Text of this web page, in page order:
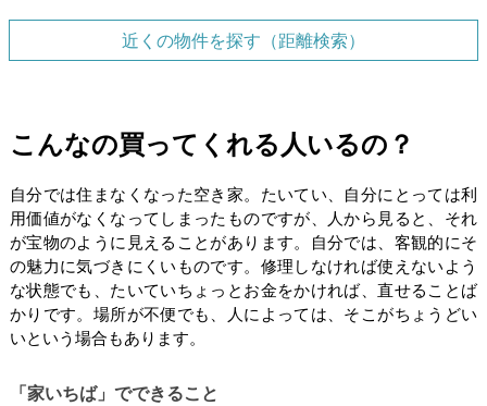
近くの物件を探す（距離検索）
こんなの買ってくれる人いるの？
自分では住まなくなった空き家。たいてい、自分にとっては利
用価値がなくなってしまったものですが、人から見ると、それ
が宝物のように見えることがあります。自分では、客観的にそ
の魅力に気づきにくいものです。修理しなければ使えないよう
な状態でも、たいていちょっとお金をかければ、直せることば
かりです。場所が不便でも、人によっては、そこがちょうどい
いという場合もあります。
「家いちば」でできること